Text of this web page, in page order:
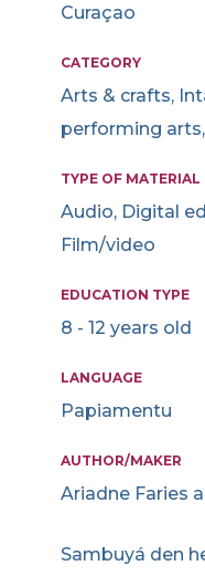
Curaçao
CATEGORY
Arts & crafts,
performing
TYPE OF MATERIAL
Audio, Digital
Film/video
EDUCATION TYPE
8 - 12 years old
LANGUAGE
Papiamentu
AUTHOR/MAKER
Ariadne Faries
Sambuyá den